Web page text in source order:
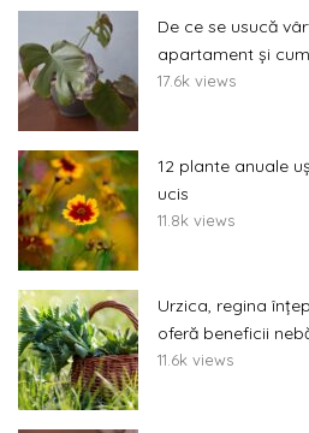
De ce se usucă
apartament și
17.6k views
12 plante anuale
ucis
11.8k views
Urzica, regina
oferă beneficii
11.6k views